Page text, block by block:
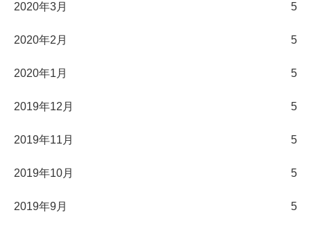
2020年3月 5
2020年2月 5
2020年1月 5
2019年12月 5
2019年11月 5
2019年10月 5
2019年9月 5